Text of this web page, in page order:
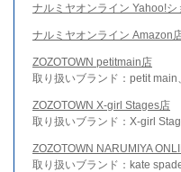
ナルミヤオンライン Yahoo!シ
ナルミヤオンライン Amazon
ZOZOTOWN petitmain店
取り扱いブランド：petit
ZOZOTOWN X-girl Stages店
取り扱いブランド：X-girl
ZOZOTOWN NARUMIYA
取り扱いブランド：kate